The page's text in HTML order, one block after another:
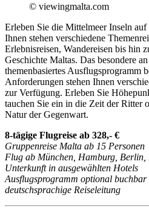
© viewingmalta.com
Erleben Sie die Mittelmeer Inseln auf
Ihnen stehen verschiedene
Erlebnisreisen, Wandereisen bis hin
Geschichte Maltas. Das besondere
themenbasiertes Ausflugsprogramm
Anforderungen stehen Ihnen
zur Verfügung. Erleben Sie
tauchen Sie ein in die Zeit der Ritter
Natur der Gegenwart.
8-tägige Flugreise ab 328,- €
Gruppenreise Malta ab 15 Personen
Flug ab München, Hamburg,
Unterkunft in ausgewählten Hotels
Ausflugsprogramm optional buchbar
deutschsprachige Reiseleitung